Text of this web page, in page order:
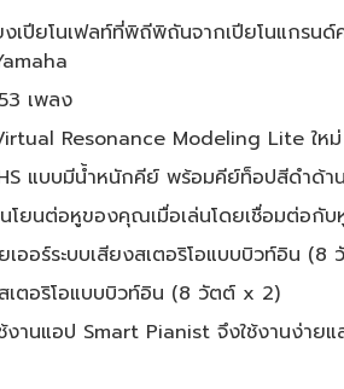
เปียโนเฟลท์ที่พิถีพิถันจากเปียโนแกรนด์
เพลง
Resonance Modeling Lite ให
แบบมีน้ำหนักคีย์ พร้อมคีย์ท็อปสีดำด้าน
โยนต่อหูของคุณเมื่อเล่นโดยเชื่อมต่อกั
ออร์ระบบเสียงสเตอริโอแบบบิวท์อิน (8
เตอริโอแบบบิวท์อิน (8 วัตต์ x 2)
งานแอป Smart Pianist จึงใช้งานง่ายแ